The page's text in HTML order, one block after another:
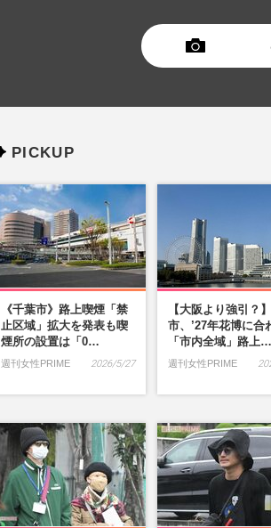
PICKUP
《千葉市》路上喫煙「禁
止区域」拡大を発表も喫
煙所の設置は「0…
週刊女性PRIME 2026/5/27
【大阪より強引？
市、’27年花博に合
「市内全域」路上…
週刊女性PRIME